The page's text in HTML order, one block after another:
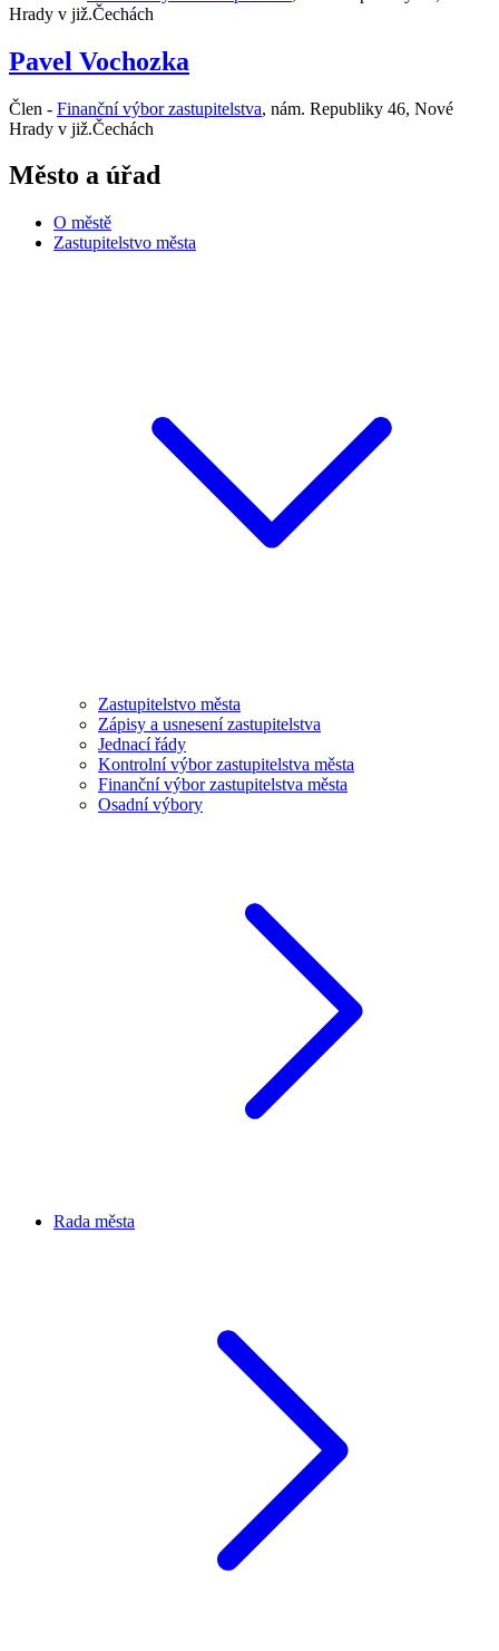
Hrady v již.Čechách
Pavel Vochozka
Člen - Finanční výbor zastupitelstva, nám. Republiky 46, Nové
Hrady v již.Čechách
Město a úřad
O městě
Zastupitelstvo města
Zastupitelstvo města
Zápisy a usnesení zastupitelstva
Jednací řády
Kontrolní výbor zastupitelstva města
Finanční výbor zastupitelstva města
Osadní výbory
Rada města